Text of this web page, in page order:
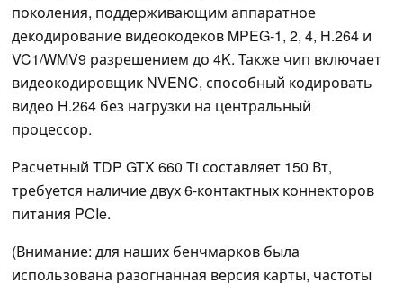
поколения, поддерживающим аппаратное
декодирование видеокодеков MPEG-1, 2, 4, H.264 и
VC1/WMV9 разрешением до 4K. Также чип включает
видеокодировщик NVENC, способный кодировать
видео H.264 без нагрузки на центральный
процессор.
Расчетный TDP GTX 660 Ti составляет 150 Вт,
требуется наличие двух 6-контактных коннекторов
питания PCIe.
(Внимание: для наших бенчмарков была
использована разогнанная версия карты, частоты